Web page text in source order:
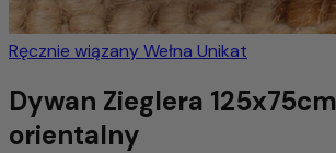
Ręcznie wiązanyWełna Unikat
Dywan Zieglera
orientalny